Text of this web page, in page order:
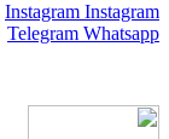
Instagram Instagram
Telegram Whatsapp